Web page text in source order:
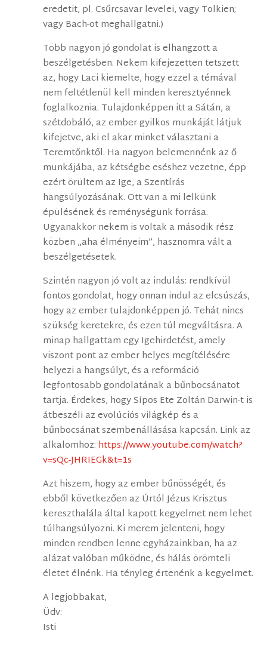
eredetit, pl. Csűrcsavar levelei, vagy Tolkien;
vagy Bach-ot meghallgatni.)
Több nagyon jó gondolat is elhangzott a
beszélgetésben. Nekem kifejezetten tetszett
az, hogy Laci kiemelte, hogy ezzel a témával
nem feltétlenül kell minden keresztyénnek
foglalkoznia. Tulajdonképpen itt a Sátán, a
szétdobáló, az ember gyilkos munkáját látjuk
kifejetve, aki el akar minket választani a
Teremtőnktől. Ha nagyon belemennénk az ő
munkájába, az kétségbe eséshez vezetne, épp
ezért örültem az Ige, a Szentírás
hangsúlyozásának. Ott van a mi lelkünk
épülésének és reménységünk forrása.
Ugyanakkor nekem is voltak a második rész
közben „aha élményeim”, hasznomra vált a
beszélgetésetek.
Szintén nagyon jó volt az indulás: rendkívül
fontos gondolat, hogy onnan indul az elcsúszás,
hogy az ember tulajdonképpen jó. Tehát nincs
szükség keretekre, és ezen túl megváltásra. A
minap hallgattam egy Igehirdetést, amely
viszont pont az ember helyes megítélésére
helyezi a hangsúlyt, és a reformáció
legfontosabb gondolatának a bűnbocsánatot
tartja. Érdekes, hogy Sípos Ete Zoltán Darwin-t is
átbeszéli az evolúciós világkép és a
bűnbocsánat szembenállásása kapcsán. Link az
alkalomhoz: https://www.youtube.com/watch?
v=sQc-JHRIEGk&t=1s
Azt hiszem, hogy az ember bűnösségét, és
ebből következően az Úrtól Jézus Krisztus
kereszthalála által kapott kegyelmet nem lehet
túlhangsúlyozni. Ki merem jelenteni, hogy
minden rendben lenne egyházainkban, ha az
alázat valóban működne, és hálás örömteli
életet élnénk. Ha tényleg értenénk a kegyelmet.
A legjobbakat,
Üdv:
Isti